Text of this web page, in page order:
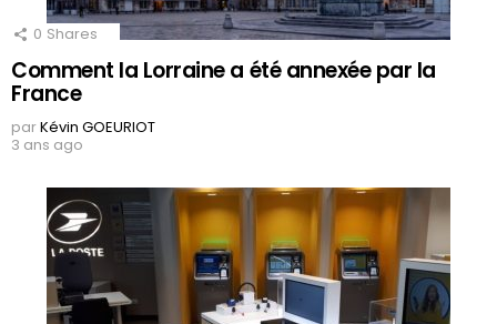
0 Shares
Comment la Lorraine a été annexée par la
France
parKévin GOEURIOT
3 ans ago